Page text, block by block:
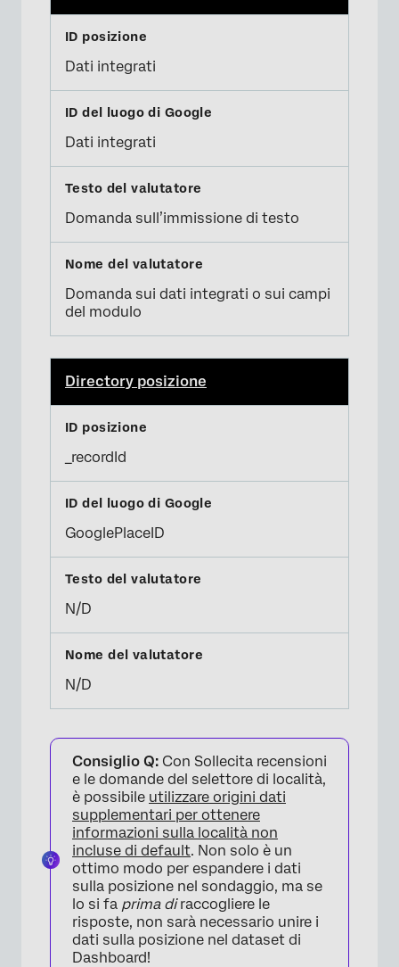
Dati integrati
Dati integrati
Domanda sull’immissione di testo
Domanda sui dati integrati o sui campi
del modulo
Directory posizione
_recordId
GooglePlaceID
N/D
N/D
Consiglio Q: Con Sollecita recensioni
e le domande del selettore di località,
è possibile utilizzare origini dati
supplementari per ottenere
informazioni sulla località non
incluse di default. Non solo è un
ottimo modo per espandere i dati
sulla posizione nel sondaggio, ma se
lo si fa prima diraccogliere le
risposte, non sarà necessario unire i
dati sulla posizione nel dataset di
Dashboard!